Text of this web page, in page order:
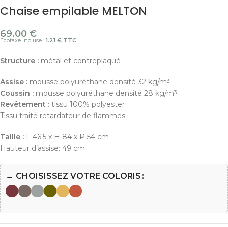
Chaise empilable MELTON
69.00 €
Ecotaxe incluse : 1.21 € TTC
Structure : métal et contreplaqué
Assise : mousse polyuréthane densité 32 kg/m3
Coussin : mousse polyuréthane densité 28 kg/m3
Revêtement : tissu 100% polyester
Tissu traité retardateur de flammes
Taille : L 46.5 x H 84 x P 54 cm
Hauteur d’assise: 49 cm
→ CHOISISSEZ VOTRE COLORIS